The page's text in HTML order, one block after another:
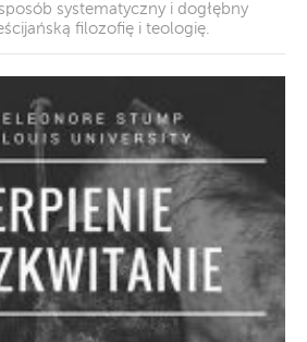
systematyczny i dogłębny
filozofię i teologię.